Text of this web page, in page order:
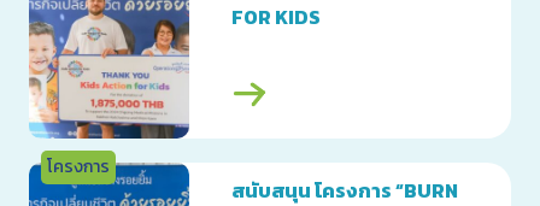
FOR KIDS
โครงการ
สนับสนุน โครงการ “BURN